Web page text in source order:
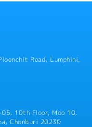
Road, Lumphini,
10th Floor, Moo 10,
Chonburi 20230